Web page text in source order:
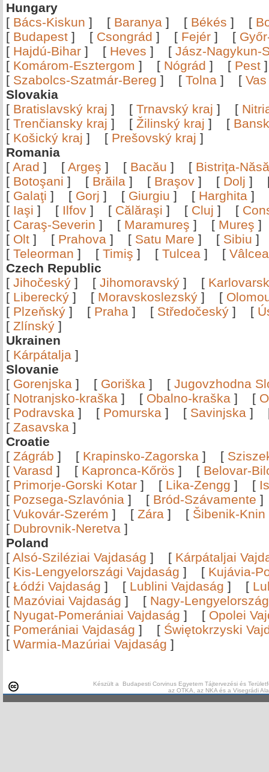
Hungary
[ Bács-Kiskun ] [ Baranya ] [ Békés ] [
[ Budapest ] [ Csongrád ] [ Fejér ] [
[ Hajdú-Bihar ] [ Heves ] [ Jász-Nagykun-
[ Komárom-Esztergom ] [ Nógrád ] [ Pest
[ Szabolcs-Szatmár-Bereg ] [ Tolna ] [ Vas
Slovakia
[ Bratislavský kraj ] [ Trnavský kraj ] [
[ Trenčiansky kraj ] [ Žilinský kraj ] [
[ Košický kraj ] [ Prešovský kraj ]
Romania
[ Arad ] [ Argeş ] [ Bacău ] [ Bistriţa-
[ Botoşani ] [ Brăila ] [ Braşov ] [ Dolj ]
[ Galaţi ] [ Gorj ] [ Giurgiu ] [ Harghita ]
[ Iaşi ] [ Ilfov ] [ Călăraşi ] [ Cluj ] [
[ Caraş-Severin ] [ Maramureş ] [ Mureş
[ Olt ] [ Prahova ] [ Satu Mare ] [ Sibiu
[ Teleorman ] [ Timiş ] [ Tulcea ] [
Czech Republic
[ Jihočeský ] [ Jihomoravský ] [
[ Liberecký ] [ Moravskoslezský ] [
[ Plzeňský ] [ Praha ] [ Středočeský ] [
[ Zlínský ]
Ukrainen
[ Kárpátalja ]
Slovanie
[ Gorenjska ] [ Goriška ] [ Jugovzhodna
[ Notranjsko-kraška ] [ Obalno-kraška ] [
[ Podravska ] [ Pomurska ] [ Savinjska ]
[ Zasavska ]
Croatie
[ Zágráb ] [ Krapinsko-Zagorska ] [
[ Varasd ] [ Kapronca-Kőrös ] [ Belovar-
[ Primorje-Gorski Kotar ] [ Lika-Zengg ] [
[ Pozsega-Szlavónia ] [ Bród-Szávamente
[ Vukovár-Szerém ] [ Zára ] [ Šibenik-Knin
[ Dubrovnik-Neretva ]
Poland
[ Alsó-Sziléziai Vajdaság ] [ Kárpátaljai
[ Kis-Lengyelországi Vajdaság ] [ Kujávia-
[ Łódźi Vajdaság ] [ Lublini Vajdaság ] [
[ Mazóviai Vajdaság ] [ Nagy-
[ Nyugat-Pomerániai Vajdaság ] [ Opolei
[ Pomerániai Vajdaság ] [ Świętokrzyski
[ Warmia-Mazúriai Vajdaság ]
Készült a Budapesti Corvinus Egyetem Tájtervezési és
az OTKA, az NKA és a Visegrádi